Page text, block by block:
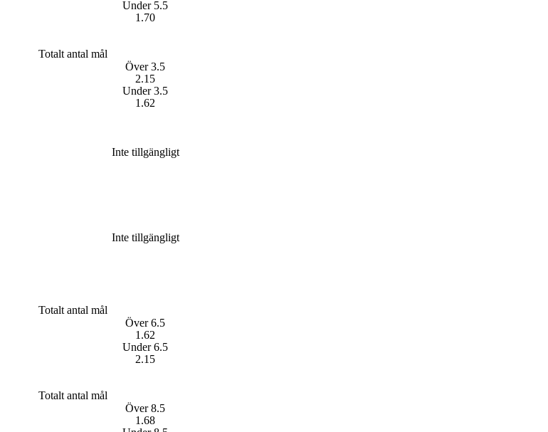
Under 5.5
1.70
Totalt antal mål
Över 3.5
2.15
Under 3.5
1.62
Inte tillgängligt
Inte tillgängligt
Totalt antal mål
Över 6.5
1.62
Under 6.5
2.15
Totalt antal mål
Över 8.5
1.68